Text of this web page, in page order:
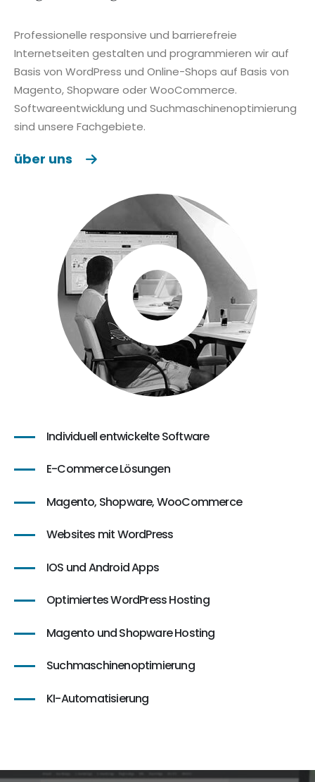
Professionelle responsive und barrierefreie
Internetseiten gestalten und programmieren wir auf
Basis von WordPress und Online-Shops auf Basis von
Magento, Shopware oder WooCommerce.
Softwareentwicklung und Suchmaschinenoptimierung
sind unsere Fachgebiete.
über uns
Individuell entwickelte Software
E-Commerce Lösungen
Magento, Shopware, WooCommerce
Websites mit WordPress
IOS und Android Apps
Optimiertes WordPress Hosting
Magento und Shopware Hosting
Suchmaschinenoptimierung
KI-Automatisierung